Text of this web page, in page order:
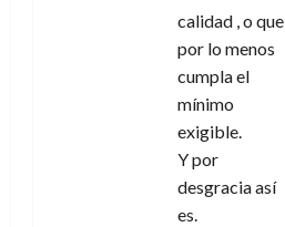
calidad , o que
por lo menos
cumpla el
mínimo
exigible.
Y por
desgracia así
es.